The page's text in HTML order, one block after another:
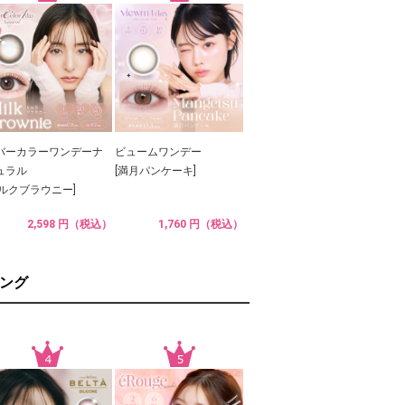
ーカラーワンデーナ
ラル
クブラウニー]
2,598 円（税込）
ビュームワンデー
[満月パンケーキ]
1,760 円（税込）
グ